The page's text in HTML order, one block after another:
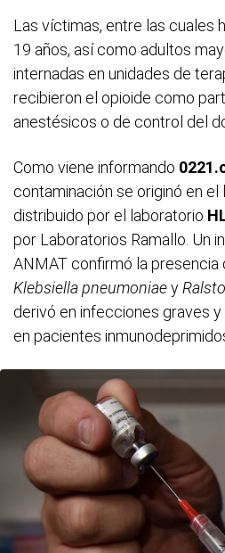
Las víctimas, entre las cuales
19 años, así como adultos
internadas en unidades de
recibieron el opioide como
anestésicos o de control del
Como viene informando
contaminación se originó en
distribuido por el laboratorio
por Laboratorios Ramallo. Un
ANMAT confirmó la
Klebsiella pneumoniaey
derivó en infecciones graves
en pacientes